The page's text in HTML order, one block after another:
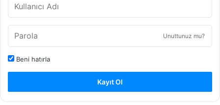
Unuttunuz mu?
Beni hatırla
Kayıt Ol